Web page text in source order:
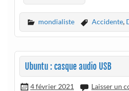
mondialiste Accidente,
Ubuntu : casque audio USB
4 février 2021 Laisser un